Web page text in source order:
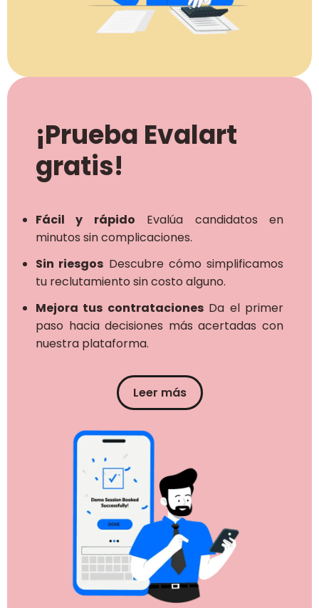
¡Prueba Evalart
gratis!
Fácil y rápido Evalúa candidatos en
minutos sin complicaciones.
Sin riesgos Descubre cómo simplificamos
tu reclutamiento sin costo alguno.
Mejora tus contratacionesDa el primer
paso hacia decisiones más acertadas con
nuestra plataforma.
Leer más